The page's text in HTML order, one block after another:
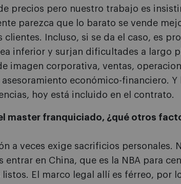
precios pero nuestro trabajo es
parezca que lo barato se vende
clientes. Incluso, si se da el caso, es
inferior y surjan dificultades a largo
imagen corporativa, ventas,
asesoramiento económico-financiero. Y
hoy está incluido en el contrato.
master franquiciado, ¿qué otros
a veces exige sacrificios personales.
entrar en China, que es la NBA para
listos. El marco legal allí es férreo, por